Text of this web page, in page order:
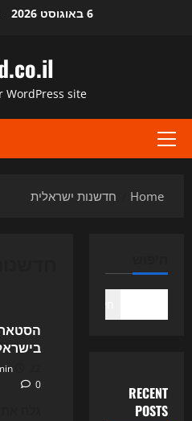
6 באוגוסט 2026
WordPress site
Primary
Home חדשנות ישראלית
0
RECENT
POSTS